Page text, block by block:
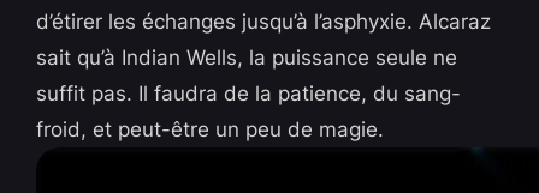
d’étirer les échanges jusqu’à l’asphyxie. Alcaraz
sait qu’à Indian Wells, la puissance seule ne
suffit pas. Il faudra de la patience, du sang-
froid, et peut-être un peu de magie.